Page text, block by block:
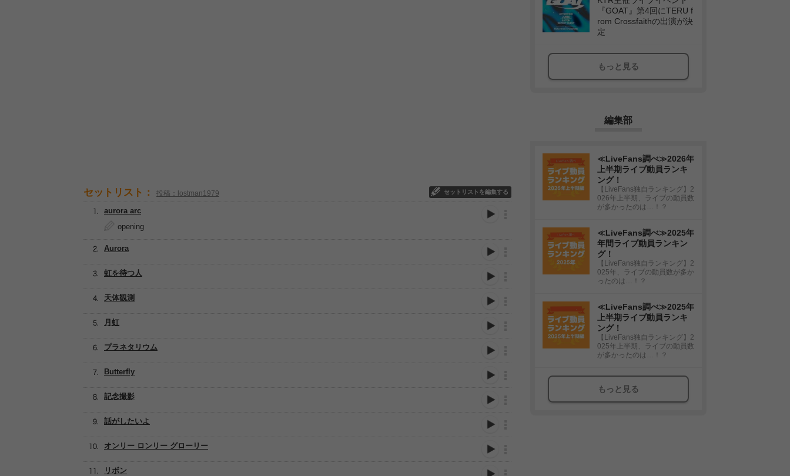
セットリスト： 投稿：lostman1979 セットリストを編集する
プラネタリウム
Aurora
Butterfly
月虹
天体観測
aurora arc
opening
虹を待つ人
記念撮影
話がしたいよ
オンリー ロンリー グローリー
リボン
『GOAT』第4回にTERU f
rom Crossfaithの出演が決
定
もっと見る
編集部
≪LiveFans調べ≫2026年
上半期ライブ動員ランキ
ング！
【LiveFans独自ランキング】2
026年上半期、ライブの動員数
が多かったのは…！？
≪LiveFans調べ≫2025年
年間ライブ動員ランキン
グ！
【LiveFans独自ランキング】2
025年、ライブの動員数が多か
ったのは…！？
≪LiveFans調べ≫2025年
上半期ライブ動員ランキ
ング！
【LiveFans独自ランキング】2
025年上半期、ライブの動員数
が多かったのは…！？
もっと見る